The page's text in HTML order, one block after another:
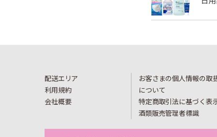
配送エリア
利用規約
会社概要
お客さまの個人情報の取
について
特定商取引法に基づく表
酒類販売管理者標識